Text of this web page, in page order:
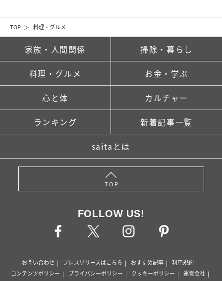
TOP 料理・グルメ
家族・人間関係 掃除・暮らし
料理・グルメ お金・学ぶ
心と体 カルチャー
ランキング 新着記事一覧
saitaとは
TOP
FOLLOW US!
お問い合わせ プレスリリースはこちら おすすめ記事
利用規約
コンテンツポリシー
プライバシーポリシー クッキーポリシー
運営会社